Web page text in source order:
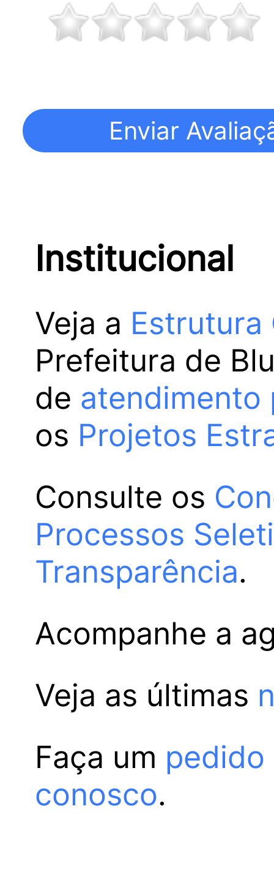
Institucional
Veja a Estrutura
Prefeitura de
de atendimento
os Projetos
Consulte os
Processos
Transparência.
Acompanhe a
Veja as últimas
Faça um pedido
conosco.